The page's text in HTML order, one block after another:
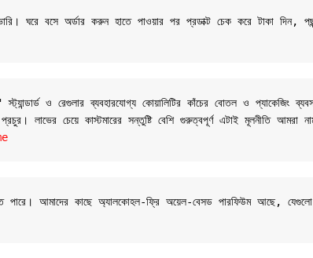
ঘরে বসে অর্ডার করুন হাতে পাওয়ার পর প্রডাক্ট চেক করে টাকা দিন,
ও রেগুলার ব্যবহারযোগ্য কোয়ালিটির কাঁচের বোতল ও প্যাকেজিং
লাভের চেয়ে কাস্টমারের সন্তুষ্টি বেশি গুরুত্বপূর্ণ এটাই মূলনীতি আমরা
পারে। আমাদের কাছে অ্যালকোহল-ফ্রি অয়েল-বেসড পারফিউম আছে,